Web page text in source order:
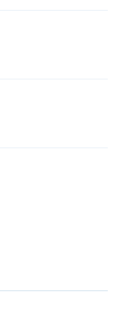
von